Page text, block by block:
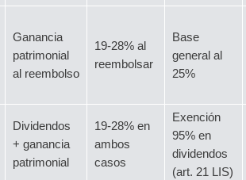
Ganancia
patrimonial
al reembolso
19-28% al
reembolsar
Base
general al
25%
Dividendos
+ ganancia
patrimonial
19-28% en
ambos
casos
Exención
95% en
dividendos
(art. 21 LIS)